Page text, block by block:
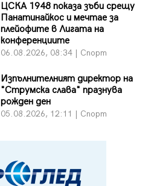
ЦСКА 1948 показа зъби срещу
Панатинайкос и мечтае за
плейофите в Лигата на
конференциите
06.08.2026, 08:34 | Спорт
Изпълнителният директор на
"Струмска слава" празнува
рожден ден
05.08.2026, 12:11 | Спорт